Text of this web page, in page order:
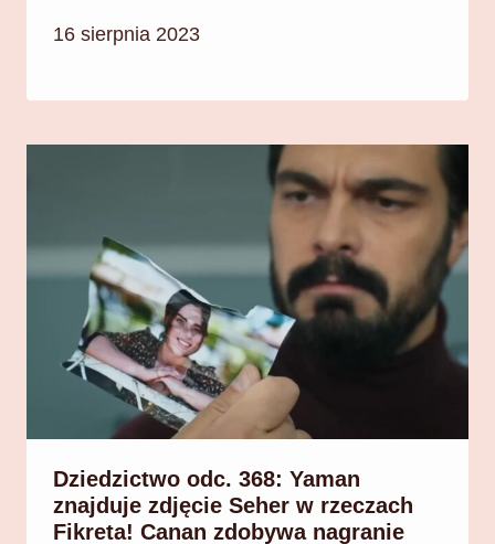
16 sierpnia 2023
Dziedzictwo odc. 368: Yaman
znajduje zdjęcie Seher w rzeczach
Fikreta! Canan zdobywa nagranie